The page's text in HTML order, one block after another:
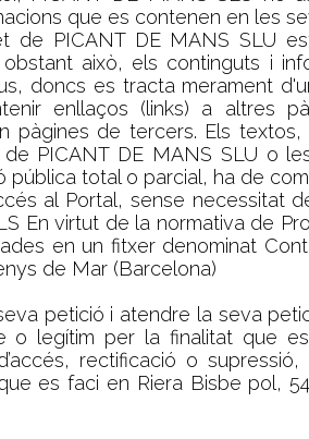
que es contenen en les
de PICANT DE MANS SLU
això, els continguts i
doncs es tracta merament
enllaços (links) a altres
pàgines de tercers. Els
PICANT DE MANS SLU o
total o parcial, ha de
al Portal, sense necessitat
En virtut de la normativa de
en un fitxer denominat
de Mar (Barcelona)
petició i atendre la seva
o legítim per la finalitat que
rectificació o
es faci en Riera Bisbe pol,